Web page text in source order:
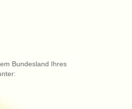
Bundesland Ihres